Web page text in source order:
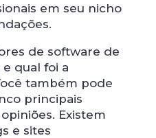
em seu nicho
de software de
qual foi a
também pode
principais
Existem
e sites